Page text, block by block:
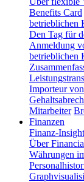
Benefits Card
betrieblichen
Den Tag für
Anmeldung
betrieblichen
Importeur
Mitarbeiter
Finanzen
Finanz-
Über
Währungen